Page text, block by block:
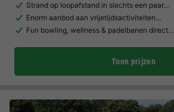
Strand op loopafstand in slechts een paar…
Enorm aanbod aan vrijetijdsactiviteiten…
Fun bowling, wellness & padelbanen direct…
Toon prijzen